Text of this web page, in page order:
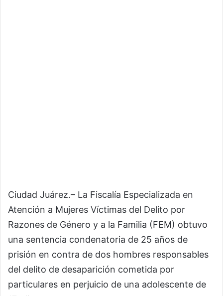
Ciudad Juárez.– La Fiscalía Especializada en
Atención a Mujeres Víctimas del Delito por
Razones de Género y a la Familia (FEM) obtuvo
una sentencia condenatoria de 25 años de
prisión en contra de dos hombres responsables
del delito de desaparición cometida por
particulares en perjuicio de una adolescente de